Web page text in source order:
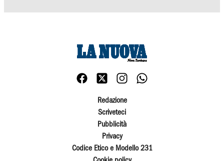
Redazione
Scriveteci
Pubblicità
Privacy
Codice Etico e Modello 231